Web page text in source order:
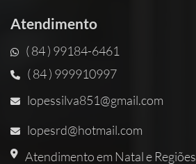
Atendimento
( 84 ) 99184-6461
( 84 ) 999910997
lopessilva851@gmail.com
lopesrd@hotmail.com
Atendimento em Natal e Regiões